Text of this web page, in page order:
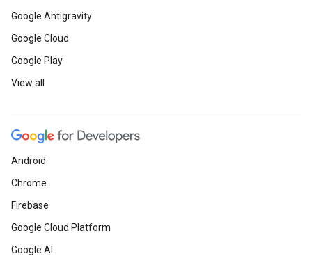
Google Antigravity
Google Cloud
Google Play
View all
Android
Chrome
Firebase
Google Cloud Platform
Google AI